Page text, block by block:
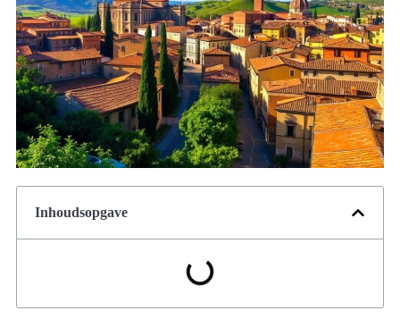
Inhoudsopgave